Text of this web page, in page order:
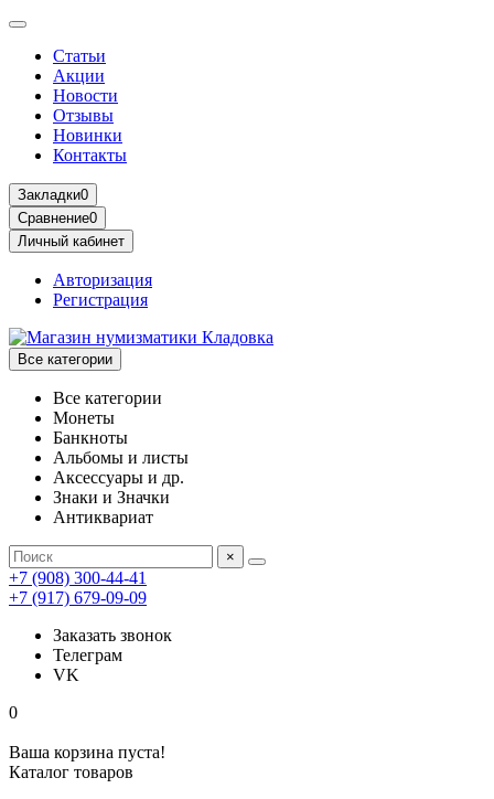
Статьи
Акции
Новости
Отзывы
Новинки
Контакты
Закладки0
Сравнение0
Личный кабинет
Авторизация
Регистрация
Все категории
Все категории
Монеты
Банкноты
Альбомы и листы
Аксессуары и др.
Знаки и Значки
Антиквариат
×
+7 (908) 300-44-41
+7 (917) 679-09-09
Заказать звонок
Телеграм
VK
0
Ваша корзина пуста!
Каталог товаров